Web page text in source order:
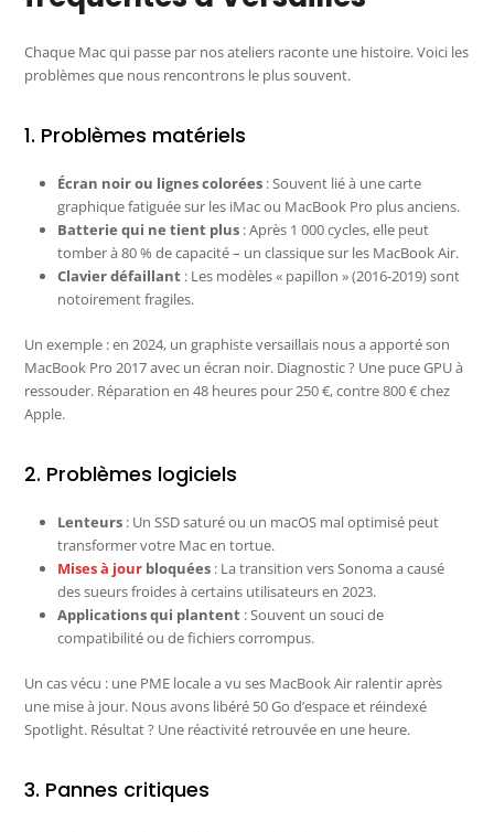
Chaque Mac qui passe par nos ateliers raconte une histoire. Voici les
problèmes que nous rencontrons le plus souvent.
1. Problèmes matériels
Écran noir ou lignes colorées : Souvent lié à une carte
graphique fatiguée sur les iMac ou MacBook Pro plus anciens.
Batterie qui ne tient plus : Après 1 000 cycles, elle peut
tomber à 80 % de capacité – un classique sur les MacBook Air.
Clavier défaillant : Les modèles « papillon » (2016-2019) sont
notoirement fragiles.
Un exemple : en 2024, un graphiste versaillais nous a apporté son
MacBook Pro 2017 avec un écran noir. Diagnostic ? Une puce GPU à
ressouder. Réparation en 48 heures pour 250 €, contre 800 € chez
Apple.
2. Problèmes logiciels
Lenteurs : Un SSD saturé ou un macOS mal optimisé peut
transformer votre Mac en tortue.
Mises à jour bloquées : La transition vers Sonoma a causé
des sueurs froides à certains utilisateurs en 2023.
Applications qui plantent : Souvent un souci de
compatibilité ou de fichiers corrompus.
Un cas vécu : une PME locale a vu ses MacBook Air ralentir après
une mise à jour. Nous avons libéré 50 Go d’espace et réindexé
Spotlight. Résultat ? Une réactivité retrouvée en une heure.
3. Pannes critiques